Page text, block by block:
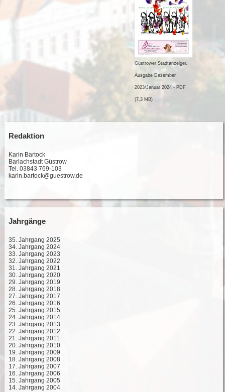
Güstrower Stadtanzeiger,
Ausgabe Dezember
2023/Januar 2024 - PDF
(7,3 MB)
Redaktion
Karin Bartock
Barlachstadt Güstrow
Tel. 03843 769-103
karin.bartock@guestrow.de
Jahrgänge
35. Jahrgang 2025
34. Jahrgang 2024
33. Jahrgang 2023
32. Jahrgang 2022
31. Jahrgang 2021
30. Jahrgang 2020
29. Jahrgang 2019
28. Jahrgang 2018
27. Jahrgang 2017
26. Jahrgang 2016
25. Jahrgang 2015
24. Jahrgang 2014
23. Jahrgang 2013
22. Jahrgang 2012
21. Jahrgang 2011
20. Jahrgang 2010
19. Jahrgang 2009
18. Jahrgang 2008
17. Jahrgang 2007
16. Jahrgang 2006
15. Jahrgang 2005
14. Jahrgang 2004